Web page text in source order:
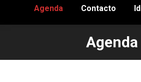
Agenda Contacto
Agenda
Estás aquí: